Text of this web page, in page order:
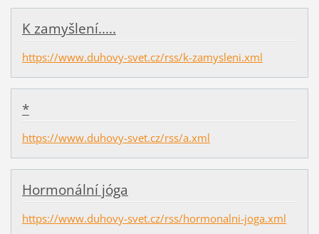
K zamyšlení.....
https://www.duhovy-svet.cz/rss/k-zamysleni.xml
*
https://www.duhovy-svet.cz/rss/a.xml
Hormonální jóga
https://www.duhovy-svet.cz/rss/hormonalni-joga.xml